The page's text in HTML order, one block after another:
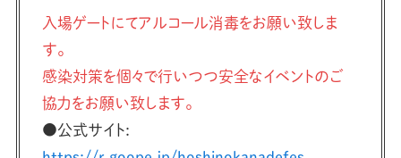
入場ゲートにてアルコール消毒をお願い致しま
す。
感染対策を個々で行いつつ安全なイベントのご
協力をお願い致します。
●公式サイト: